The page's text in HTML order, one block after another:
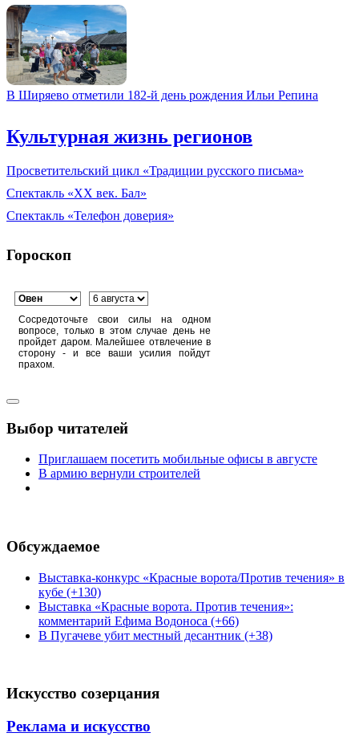
В Ширяево отметили 182-й день рождения Ильи Репина
Культурная жизнь регионов
Просветительский цикл «Традиции русского письма»
Спектакль «XX век. Бал»
Спектакль «Телефон доверия»
Гороскоп
Сосредоточьте свои силы на одном
вопросе, только в этом случае день не
пройдет даром. Малейшее отвлечение в
сторону - и все ваши усилия пойдут
прахом.
Выбор читателей
Приглашаем посетить мобильные офисы в августе
В армию вернули строителей
Обсуждаемое
Выставка-конкурс «Красные ворота/Против течения» в
кубе (+130)
Выставка «Красные ворота. Против течения»:
комментарий Ефима Водоноса (+66)
В Пугачеве убит местный десантник (+38)
Искусство созерцания
Реклама и искусство